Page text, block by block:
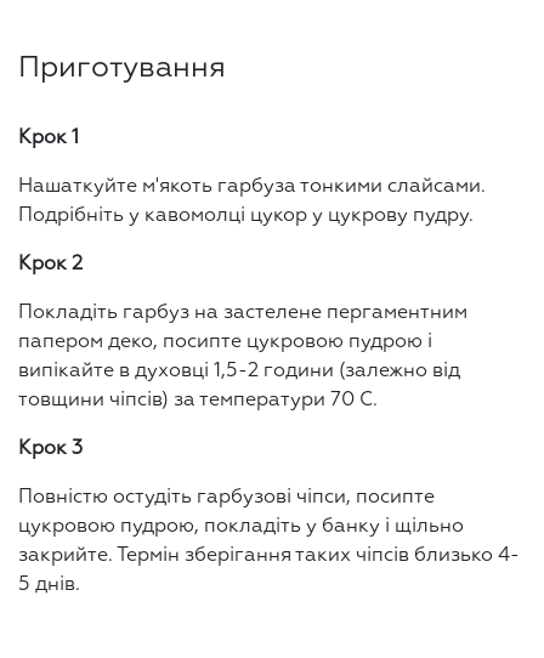
Приготування
Крок 1
Нашаткуйте м'якоть гарбуза тонкими слайсами.
Подрібніть у кавомолці цукор у цукрову пудру.
Крок 2
Покладіть гарбуз на застелене пергаментним
папером деко, посипте цукровою пудрою і
випікайте в духовці 1,5-2 години (залежно від
товщини чіпсів) за температури 70 С.
Крок 3
Повністю остудіть гарбузові чіпси, посипте
цукровою пудрою, покладіть у банку і щільно
закрийте. Термін зберігання таких чіпсів близько 4-
5 днів.